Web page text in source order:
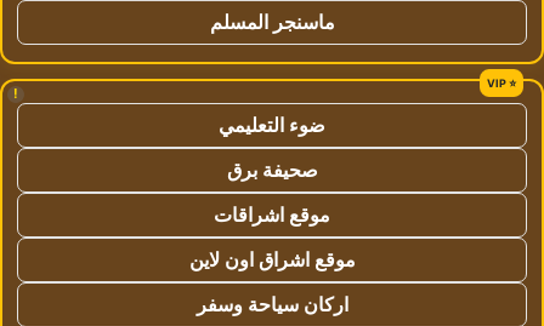
ماسنجر المسلم
!
ضوء التعليمي
صحيفة برق
موقع اشراقات
موقع اشراق اون لاين
اركان سياحة وسفر